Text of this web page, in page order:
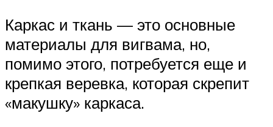
Каркас и ткань — это основные
материалы для вигвама, но,
помимо этого, потребуется еще и
крепкая веревка, которая скрепит
«макушку» каркаса.